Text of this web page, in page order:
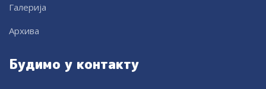
Галерија
Архива
Будимо у контакту